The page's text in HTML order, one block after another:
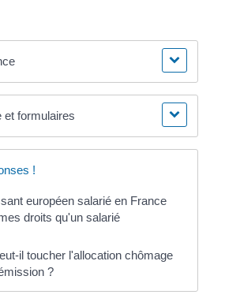
et formulaires
!
européen salarié en France
droits qu'un salarié
il toucher l'allocation chômage
?